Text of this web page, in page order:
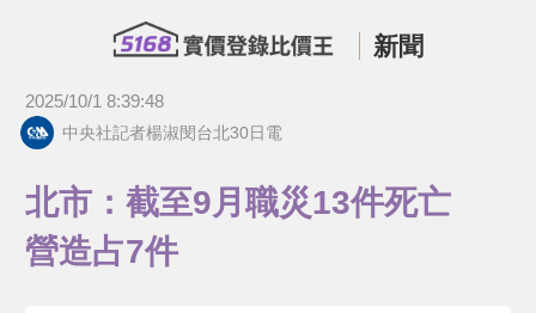
新聞
2025/10/1 8:39:48
中央社記者楊淑閔台北30日電
北市：截至9月職災13件死亡
營造占7件